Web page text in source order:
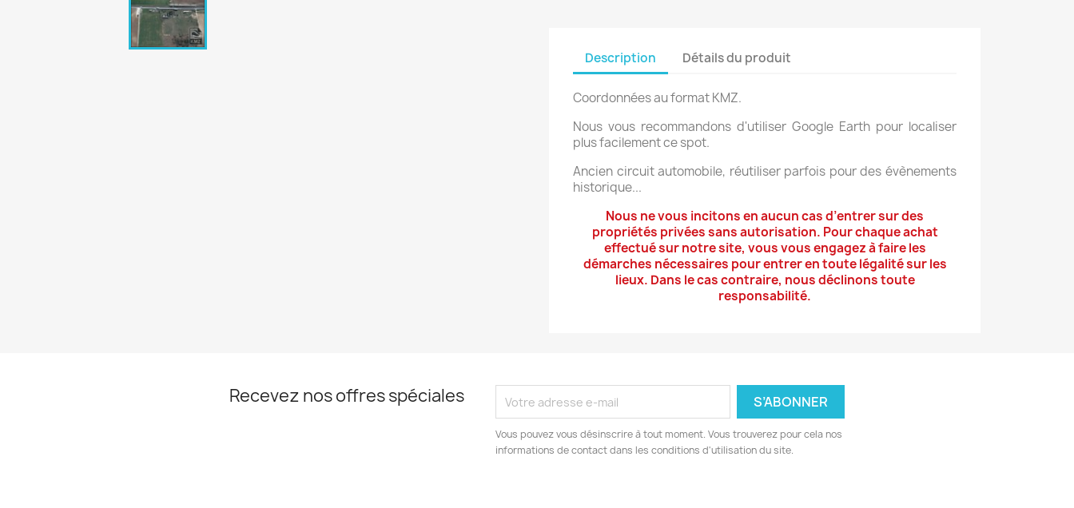
Description Détails du produit
Coordonnées au format KMZ.
Nous vous recommandons d'utiliser Google Earth pour localiser
plus facilement ce spot.
Ancien circuit automobile, réutiliser parfois pour des évènements
historique...
Nous ne vous incitons en aucun cas d’entrer sur des
propriétés privées sans autorisation. Pour chaque achat
effectué sur notre site, vous vous engagez à faire les
démarches nécessaires pour entrer en toute légalité sur les
lieux. Dans le cas contraire, nous déclinons toute
responsabilité.
Recevez nos offres spéciales
Vous pouvez vous désinscrire à tout moment. Vous trouverez pour cela nos
informations de contact dans les conditions d'utilisation du site.